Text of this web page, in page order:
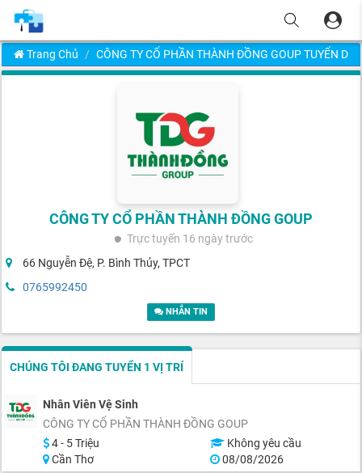
Trang Chủ CÔNG TY CỔ PHẦN THÀNH ĐỒNG GOUP TUYỂN
CÔNG TY CỔ PHẦN THÀNH ĐỒNG GOUP
Trực tuyến 16 ngày trước
66 Nguyễn Đệ, P. Bình Thủy, TPCT
0765992450
NHẮN TIN
CHÚNG TÔI ĐANG TUYỂN 1 VỊ TRÍ
Nhân Viên Vệ Sinh
CÔNG TY CỔ PHẦN THÀNH ĐỒNG GOUP
4 - 5 Triệu
Không yêu cầu
Cần Thơ
08/08/2026